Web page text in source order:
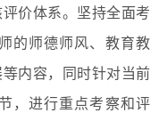
价体系。坚持全面考
的师德师风、教育教
内容，同时针对当前
，进行重点考察和评